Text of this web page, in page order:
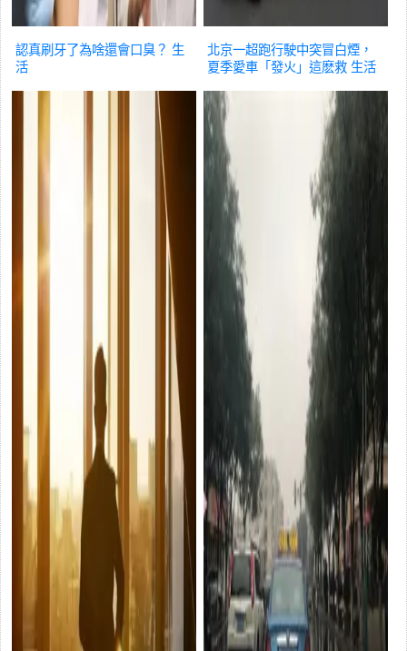
認真刷牙了為啥還會口臭？ 生
活
北京一超跑行駛中突冒白煙，
夏季愛車「發火」這麽救 生活